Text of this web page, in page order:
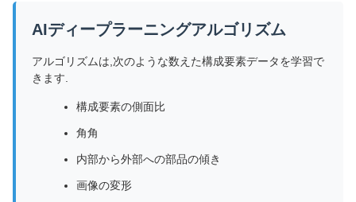
AIディープラーニングアルゴリズム
アルゴリズムは,次のような数えた構成要素データを学習で
きます.
構成要素の側面比
角角
内部から外部への部品の傾き
画像の変形